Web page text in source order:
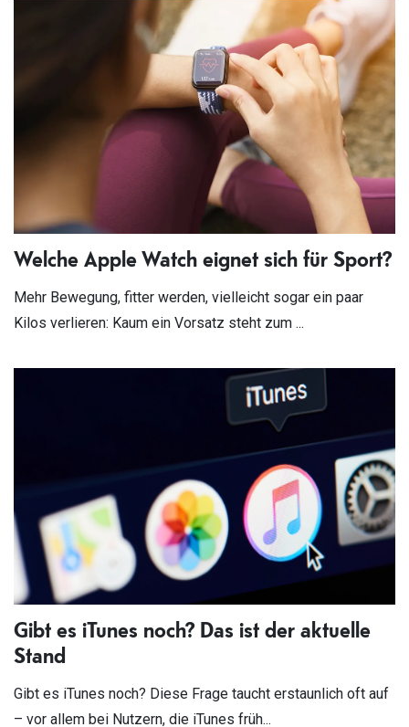
Welche Apple Watch eignet sich für Sport?
Mehr Bewegung, fitter werden, vielleicht sogar ein paar
Kilos verlieren: Kaum ein Vorsatz steht zum ...
Gibt es iTunes noch? Das ist der aktuelle
Stand
Gibt es iTunes noch? Diese Frage taucht erstaunlich oft auf
– vor allem bei Nutzern, die iTunes früh...